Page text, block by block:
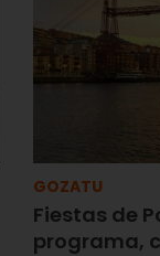
GOZATU
Fiestas de
programa,